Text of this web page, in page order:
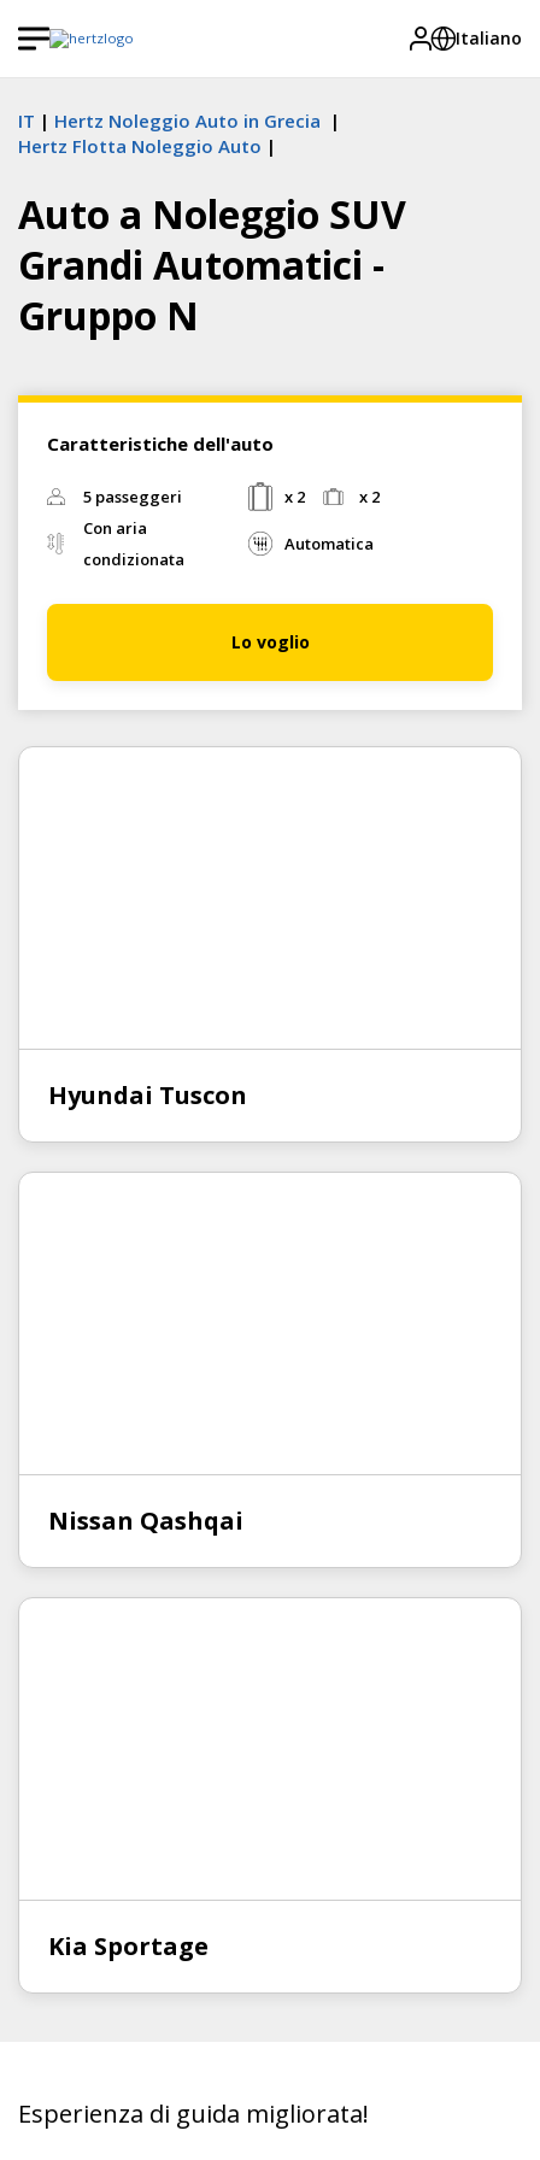
Italiano
IT
Hertz Noleggio Auto in Grecia
Hertz Flotta Noleggio Auto
Auto a Noleggio SUV
Grandi Automatici -
Gruppo N
Caratteristiche dell'auto
5 passeggeri x 2
x 2
Con aria
condizionata
Automatica
Lo voglio
Hyundai Tuscon
Nissan Qashqai
Kia Sportage
Esperienza di guida migliorata!